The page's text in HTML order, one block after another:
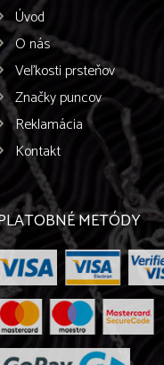
Úvod
O nás
Veľkosti prsteňov
Značky puncov
Reklamácia
Kontakt
METÓDY